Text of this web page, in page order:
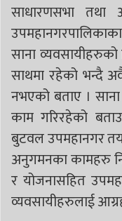
साधारणसभा तथा
साना
साथमा रहेको भन्दै
नभएको बताए ।
काम गरिरहेको
बुटवल उपमहानगर
अनुगमनका कामहरु
र योजनासहित
व्यवसायीहरुलाई